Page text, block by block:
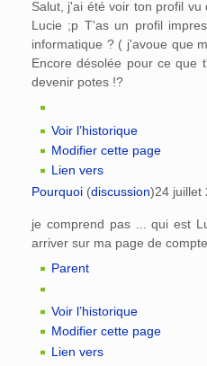
Salut, j'ai été voir ton profil
Lucie ;p T'as un profil
informatique ? ( j'avoue que
Encore désolée pour ce que
devenir potes !?
Voir l’historique
Modifier cette page
Lien vers
Pourquoi (discussion)24 juillet
je comprend pas ... qui est
arriver sur ma page de
Parent
Voir l’historique
Modifier cette page
Lien vers